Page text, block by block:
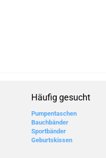
Häufig gesucht
Pumpentaschen
Bauchbänder
Sportbänder
Geburtskissen